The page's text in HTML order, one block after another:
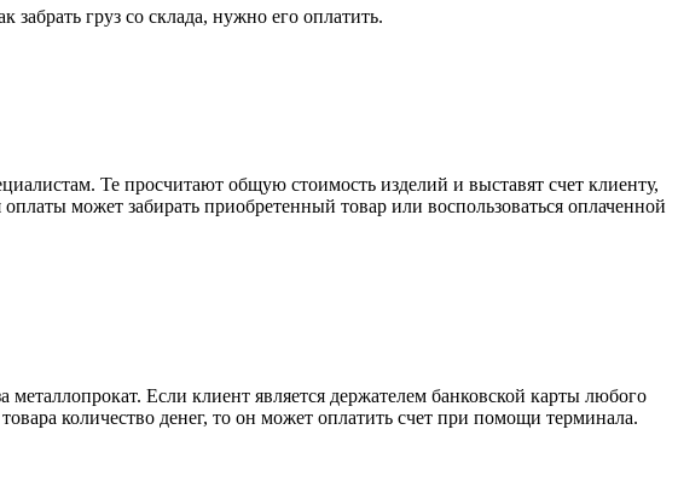
груз со склада, нужно его оплатить.
Те просчитают общую стоимость изделий и выставят счет клиенту,
может забирать приобретенный товар или воспользоваться оплаченной
Если клиент является держателем банковской карты любого
количество денег, то он может оплатить счет при помощи терминала.